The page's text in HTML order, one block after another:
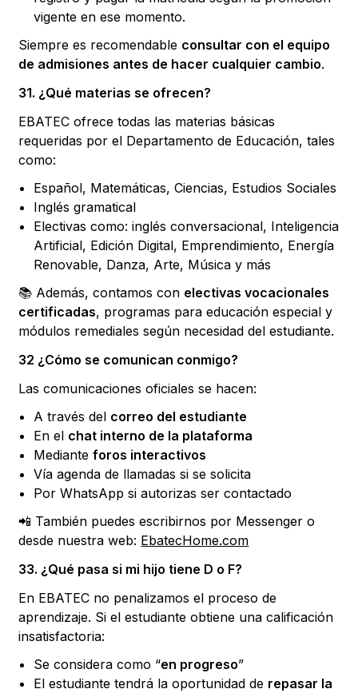
vigente en ese momento.
Siempre es recomendable consultar con el equipo
de admisiones antes de hacer cualquier cambio.
31. ¿Qué materias se ofrecen?
EBATEC ofrece todas las materias básicas
requeridas por el Departamento de Educación, tales
como:
Español, Matemáticas, Ciencias, Estudios Sociales
Inglés gramatical
Electivas como: inglés conversacional, Inteligencia
Artificial, Edición Digital, Emprendimiento, Energía
Renovable, Danza, Arte, Música y más
📚 Además, contamos con electivas vocacionales
certificadas, programas para educación especial y
módulos remediales según necesidad del estudiante.
32 ¿Cómo se comunican conmigo?
Las comunicaciones oficiales se hacen:
A través del correo del estudiante
En el chat interno de la plataforma
Medianteforos interactivos
Vía agenda de llamadas si se solicita
Por WhatsApp si autorizas ser contactado
📲 También puedes escribirnos por Messenger o
desde nuestra web: EbatecHome.com
33. ¿Qué pasa si mi hijo tiene D o F?
En EBATEC no penalizamos el proceso de
aprendizaje. Si el estudiante obtiene una calificación
insatisfactoria:
Se considera como “en progreso”
El estudiante tendrá la oportunidad de repasar la